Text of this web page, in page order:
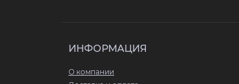
ИНФОРМАЦИЯ
О компании